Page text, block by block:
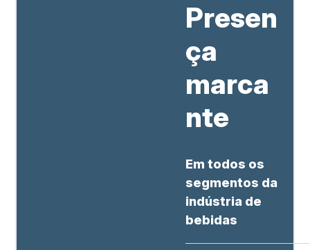
Presen
ça
marca
nte
Em todos os
segmentos da
indústria de
bebidas